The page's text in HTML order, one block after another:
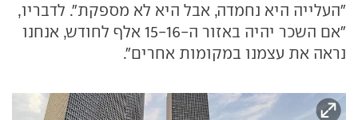
"העלייה היא נחמדה, אבל היא לא מספקת". לדבריו,
"אם השכר יהיה באזור ה-15-16 אלף לחודש, אנחנו
נראה את עצמנו במקומות אחרים".